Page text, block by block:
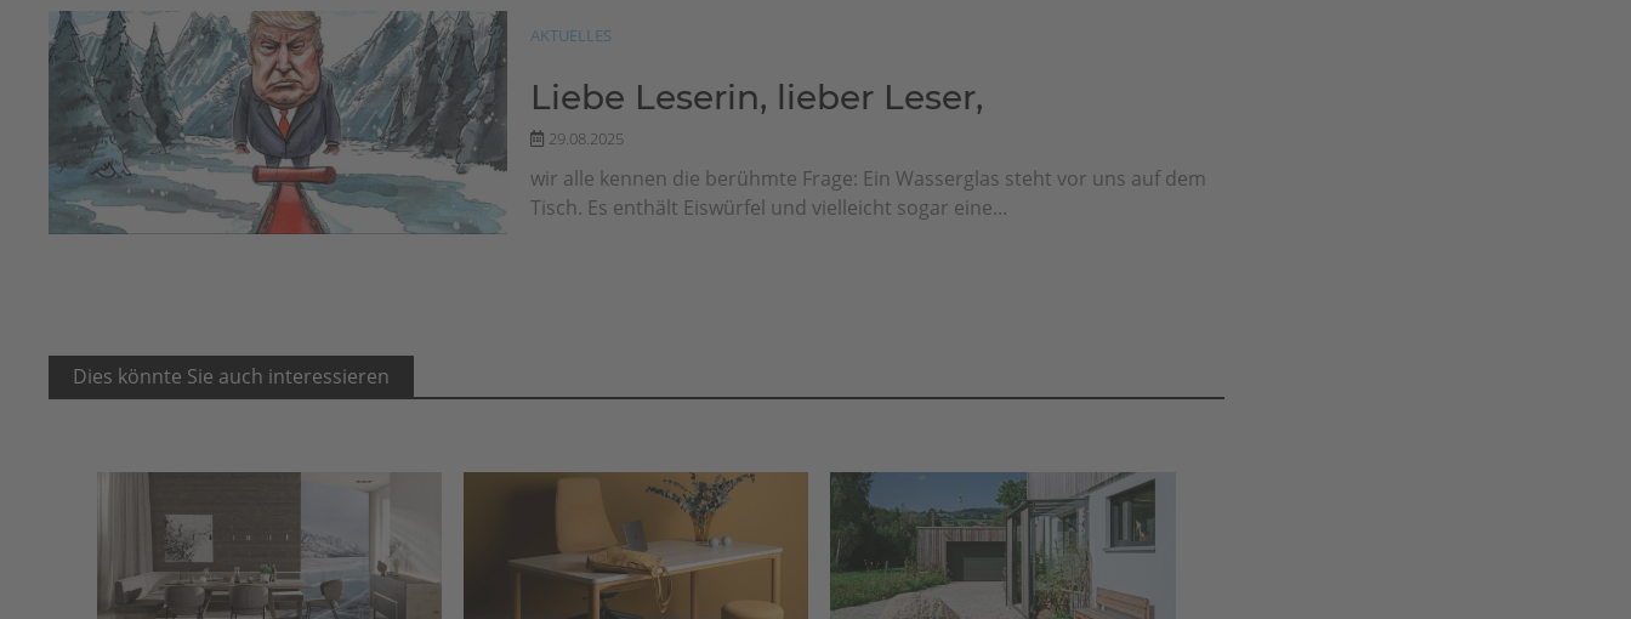
AKTUELLES
Liebe Leserin, lieber Leser,
29.08.2025
wir alle kennen die berühmte Frage: Ein Wasserglas steht vor uns auf dem
Tisch. Es enthält Eiswürfel und vielleicht sogar eine...
Dies könnte Sie auch interessieren